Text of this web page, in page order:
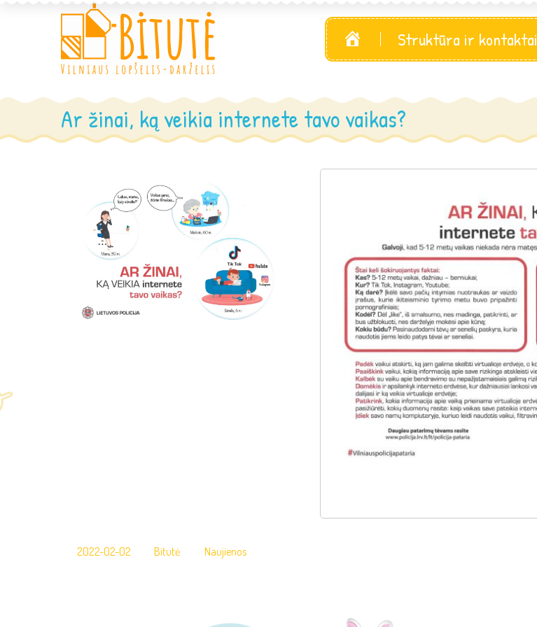
Pagrindinis
Struktūra ir kontaktai
Ar žinai, ką veikia internete tavo vaikas?
2022-02-02 Bitutė Naujienos